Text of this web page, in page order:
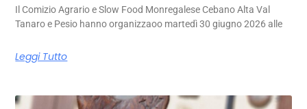
Il Comizio Agrario e Slow Food Monregalese Cebano Alta Val
Tanaro e Pesio hanno organizzaoo martedì 30 giugno 2026 alle
Leggi Tutto